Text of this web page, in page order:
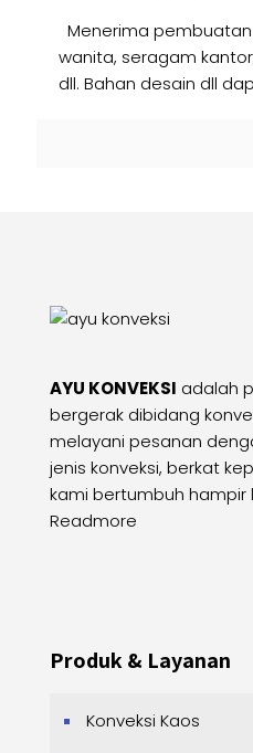
Menerima
wanita, seragam
dll. Bahan desain dll
AYU KONVEKSI adalah
bergerak dibidang
melayani pesanan
jenis konveksi, berkat
kami bertumbuh hampir
Readmore
Produk & Layanan
Konveksi Kaos